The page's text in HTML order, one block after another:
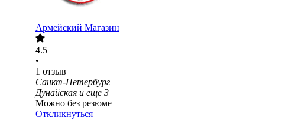
Армейский Магазин
4.5
•
1 отзыв
Санкт-Петербург
Дунайская и еще 3
Можно без резюме
Откликнуться